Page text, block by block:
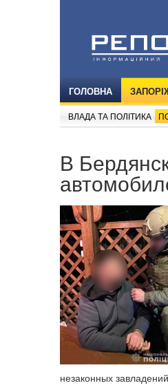
ГОЛОВНА
ВЛАДА ТА ПОЛІТИКА
В
незаконных